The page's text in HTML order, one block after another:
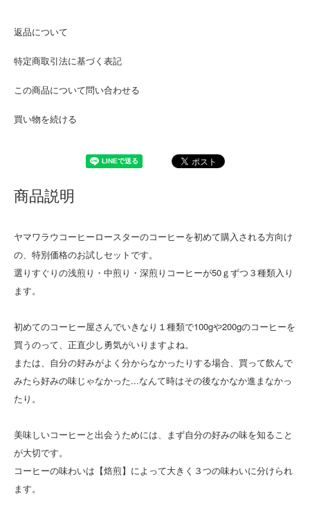
返品について
特定商取引法に基づく表記
この商品について問い合わせる
買い物を続ける
商品説明
ヤマワラウコーヒーロースターのコーヒーを初めて購入される方向け
の、特別価格のお試しセットです。
選りすぐりの浅煎り・中煎り・深煎りコーヒーが50ｇずつ３種類入り
ます。
初めてのコーヒー屋さんでいきなり１種類で100gや200gのコーヒーを
買うのって、正直少し勇気がいりますよね。
または、自分の好みがよく分からなかったりする場合、買って飲んで
みたら好みの味じゃなかった...なんて時はその後なかなか進まなかっ
たり。
美味しいコーヒーと出会うためには、まず自分の好みの味を知ること
が大切です。
コーヒーの味わいは【焙煎】によって大きく３つの味わいに分けられ
ます。